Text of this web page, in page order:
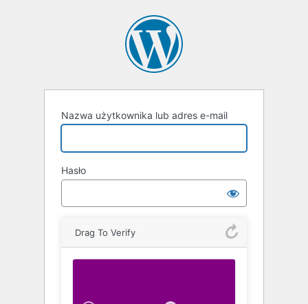
Nazwa użytkownika lub adres e-mail
Hasło
Drag To Verify